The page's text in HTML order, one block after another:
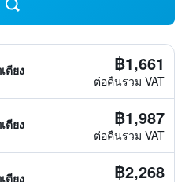
ตียง ฿1,661
ต่อคืนรวม VAT
ตียง ฿1,987
ต่อคืนรวม VAT
ตียง ฿2,268